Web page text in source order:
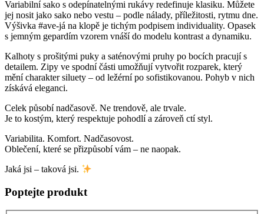
Variabilní sako s odepínatelnými rukávy redefinuje klasiku. Můžete
jej nosit jako sako nebo vestu – podle nálady, příležitosti, rytmu dne.
Výšivka #ave-já na klopě je tichým podpisem individuality. Opasek
s jemným gepardím vzorem vnáší do modelu kontrast a dynamiku.
Kalhoty s prošitými puky a saténovými pruhy po bocích pracují s
detailem. Zipy ve spodní části umožňují vytvořit rozparek, který
mění charakter siluety – od ležérní po sofistikovanou. Pohyb v nich
získává eleganci.
Celek působí nadčasově. Ne trendově, ale trvale.
Je to kostým, který respektuje pohodlí a zároveň ctí styl.
Variabilita. Komfort. Nadčasovost.
Oblečení, které se přizpůsobí vám – ne naopak.
Jaká jsi – taková jsi.
Poptejte produkt